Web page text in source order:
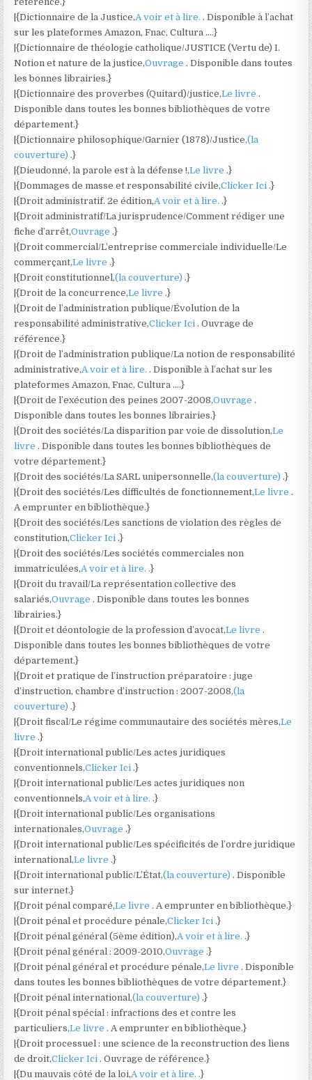
|{Dictionnaire de la Justice,A voir et à lire. . Disponible à l’achat
sur les plateformes Amazon, Fnac, Cultura ….}
|{Dictionnaire de théologie catholique/JUSTICE (Vertu de) I.
Notion et nature de la justice,Ouvrage . Disponible dans toutes
les bonnes librairies.}
|{Dictionnaire des proverbes (Quitard)/justice,Le livre .
Disponible dans toutes les bonnes bibliothèques de votre
département.}
|{Dictionnaire philosophique/Garnier (1878)/Justice,(la
couverture) .}
|{Dieudonné, la parole est à la défense !,Le livre .}
|{Dommages de masse et responsabilité civile,Clicker Ici .}
|{Droit administratif. 2e édition,A voir et à lire. .}
|{Droit administratif/La jurisprudence/Comment rédiger une
fiche d’arrêt,Ouvrage .}
|{Droit commercial/L’entreprise commerciale individuelle/Le
commerçant,Le livre .}
|{Droit constitutionnel,(la couverture) .}
|{Droit de la concurrence,Le livre .}
|{Droit de l’administration publique/Évolution de la
responsabilité administrative,Clicker Ici . Ouvrage de
référence.}
|{Droit de l’administration publique/La notion de responsabilité
administrative,A voir et à lire. . Disponible à l’achat sur les
plateformes Amazon, Fnac, Cultura ….}
|{Droit de l’exécution des peines 2007-2008,Ouvrage .
Disponible dans toutes les bonnes librairies.}
|{Droit des sociétés/La disparition par voie de dissolution,Le
livre . Disponible dans toutes les bonnes bibliothèques de
votre département.}
|{Droit des sociétés/La SARL unipersonnelle,(la couverture) .}
|{Droit des sociétés/Les difficultés de fonctionnement,Le livre .
A emprunter en bibliothèque.}
|{Droit des sociétés/Les sanctions de violation des règles de
constitution,Clicker Ici .}
|{Droit des sociétés/Les sociétés commerciales non
immatriculées,A voir et à lire. .}
|{Droit du travail/La représentation collective des
salariés,Ouvrage . Disponible dans toutes les bonnes
librairies.}
|{Droit et déontologie de la profession d’avocat,Le livre .
Disponible dans toutes les bonnes bibliothèques de votre
département.}
|{Droit et pratique de l’instruction préparatoire : juge
d’instruction, chambre d’instruction : 2007-2008,(la
couverture) .}
|{Droit fiscal/Le régime communautaire des sociétés mères,Le
livre .}
|{Droit international public/Les actes juridiques
conventionnels,Clicker Ici .}
|{Droit international public/Les actes juridiques non
conventionnels,A voir et à lire. .}
|{Droit international public/Les organisations
internationales,Ouvrage .}
|{Droit international public/Les spécificités de l’ordre juridique
international,Le livre .}
|{Droit international public/L’État,(la couverture) . Disponible
sur internet.}
|{Droit pénal comparé,Le livre . A emprunter en bibliothèque.}
|{Droit pénal et procédure pénale,Clicker Ici .}
|{Droit pénal général (5ème édition),A voir et à lire. .}
|{Droit pénal général : 2009-2010,Ouvrage .}
|{Droit pénal général et procédure pénale,Le livre . Disponible
dans toutes les bonnes bibliothèques de votre département.}
|{Droit pénal international,(la couverture) .}
|{Droit pénal spécial : infractions des et contre les
particuliers,Le livre . A emprunter en bibliothèque.}
|{Droit processuel : une science de la reconstruction des liens
de droit,Clicker Ici . Ouvrage de référence.}
|{Du mauvais côté de la loi,A voir et à lire. .}